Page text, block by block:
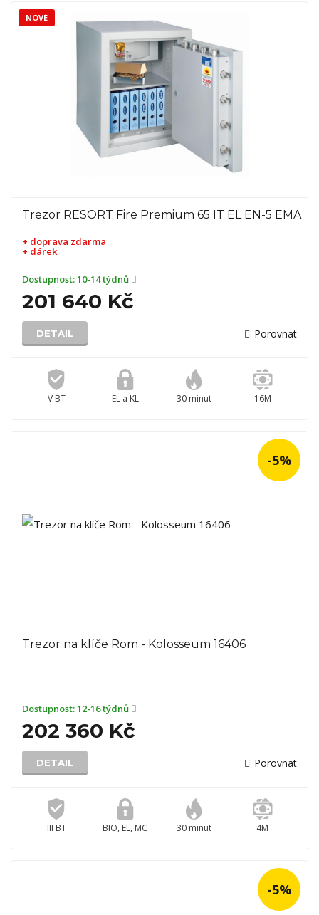
Trezor RESORT Fire Premium 65 IT EL EN-5 EMA
+ doprava zdarma
+ dárek
Dostupnost:10-14 týdnů
201 640 Kč
DETAIL Porovnat
V BT EL a KL 30 minut 16M
NOVÉ
Trezor na klíče Rom - Kolosseum 16406
Dostupnost:12-16 týdnů
202 360 Kč
DETAIL Porovnat
III BT BIO, EL, MC 30 minut 4M
-5%
-5%